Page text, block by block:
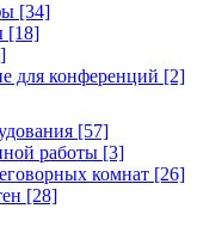
[34]
[18]
для конференций [2]
[57]
работы [3]
комнат [26]
[28]